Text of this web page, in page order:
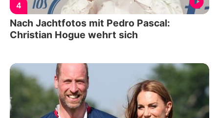
4
Nach Jachtfotos mit Pedro Pascal:
Christian Hogue wehrt sich